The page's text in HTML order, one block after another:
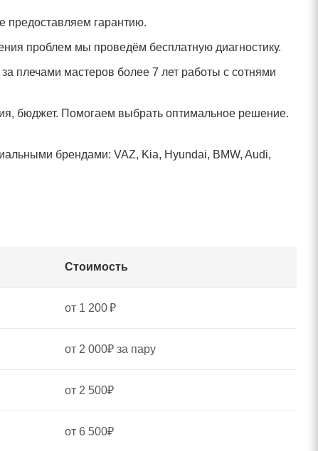
предоставляем гарантию.
проблем мы проведём бесплатную диагностику.
плечами мастеров более 7 лет работы с сотнями
бюджет. Помогаем выбрать оптимальное решение.
брендами: VAZ, Kia, Hyundai, BMW, Audi,
Стоимость
от 1 200 ₽
от 2 000₽ за пару
от 2 500₽
от 6 500₽